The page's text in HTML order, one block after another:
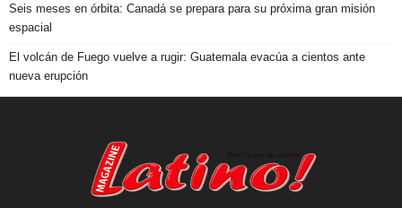
Seis meses en órbita: Canadá se prepara para su próxima gran misión
espacial
El volcán de Fuego vuelve a rugir: Guatemala evacúa a cientos ante
nueva erupción